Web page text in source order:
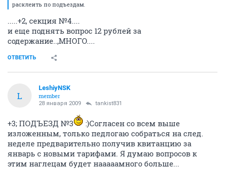
расклеить по подъездам.
.....+2, секция №4....
и еще поднять вопрос 12 рублей за
содержание..,МНОГО....
ОТВЕТИТЬ
L
LeshiyNSK
member
28 января 2009 tankist831
+3; ПОДЪЕЗД №3
:)Согласен со всем выше
изложенным, только педлогаю собраться на след.
неделе предварительно получив квитанцию за
январь с новыми тарифами. Я думаю вопросов к
этим наглецам будет нааааамного больше...